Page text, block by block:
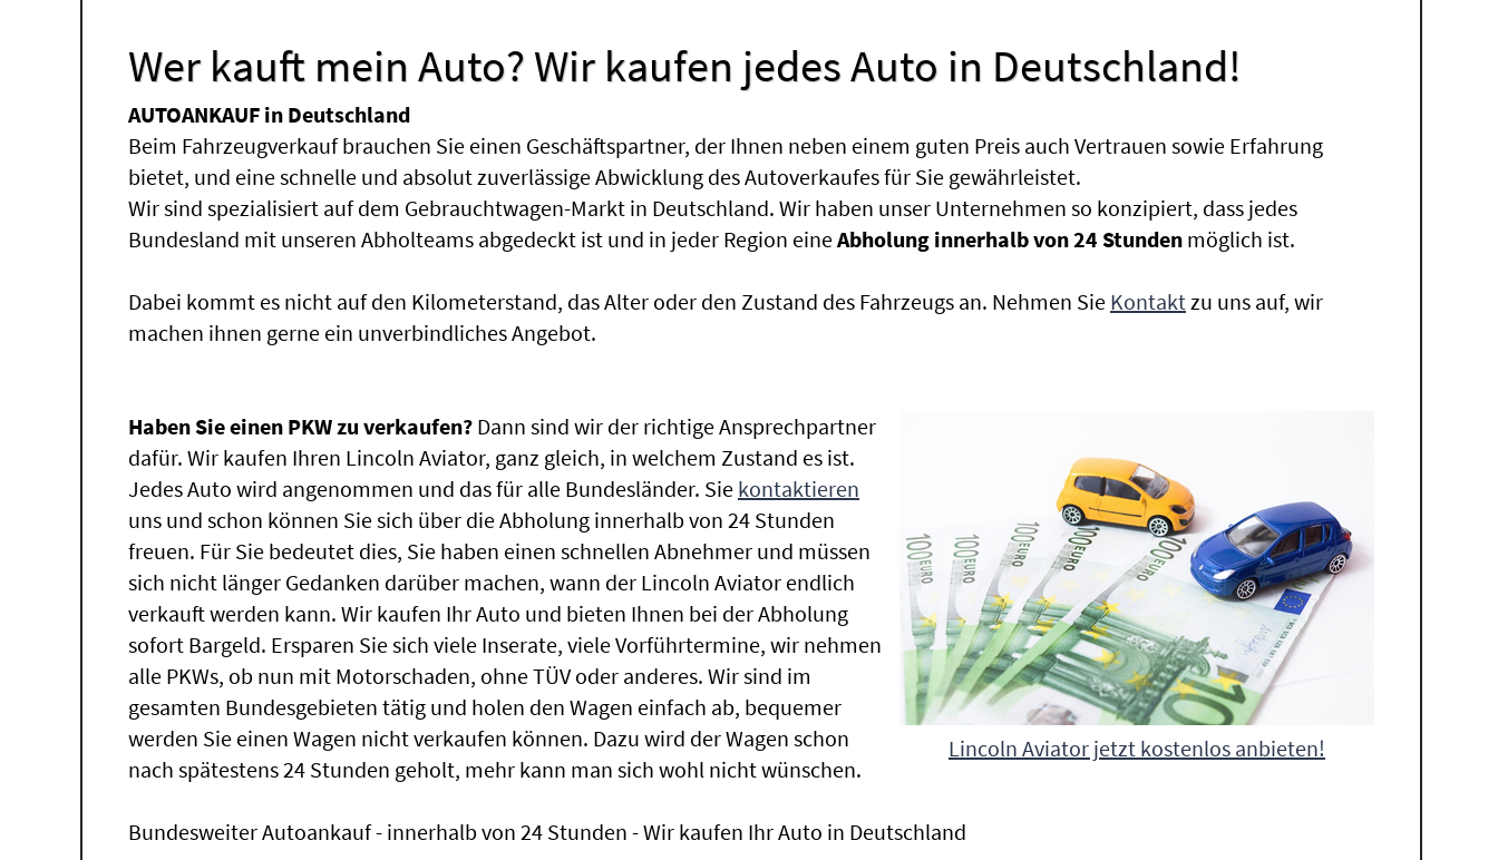
Wer kauft mein Auto? Wir kaufen jedes Auto in Deutschland!
AUTOANKAUF in Deutschland
Beim Fahrzeugverkauf brauchen Sie einen Geschäftspartner, der Ihnen neben einem guten Preis auch Vertrauen sowie Erfahrung
bietet, und eine schnelle und absolut zuverlässige Abwicklung des Autoverkaufes für Sie gewährleistet.
Wir sind spezialisiert auf dem Gebrauchtwagen-Markt in Deutschland. Wir haben unser Unternehmen so konzipiert, dass jedes
Bundesland mit unseren Abholteams abgedeckt ist und in jeder Region eineAbholung innerhalb von 24 Stunden möglich ist.
Dabei kommt es nicht auf den Kilometerstand, das Alter oder den Zustand des Fahrzeugs an. Nehmen Sie Kontaktzu uns auf, wir
machen ihnen gerne ein unverbindliches Angebot.
Lincoln Aviator jetzt kostenlos anbieten!
Haben Sie einen PKW zu verkaufen? Dann sind wir der richtige Ansprechpartner
dafür. Wir kaufen Ihren Lincoln Aviator, ganz gleich, in welchem Zustand es ist.
Jedes Auto wird angenommen und das für alle Bundesländer. Sie kontaktieren
uns und schon können Sie sich über die Abholung innerhalb von 24 Stunden
freuen. Für Sie bedeutet dies, Sie haben einen schnellen Abnehmer und müssen
sich nicht länger Gedanken darüber machen, wann der Lincoln Aviator endlich
verkauft werden kann. Wir kaufen Ihr Auto und bieten Ihnen bei der Abholung
sofort Bargeld. Ersparen Sie sich viele Inserate, viele Vorführtermine, wir nehmen
alle PKWs, ob nun mit Motorschaden, ohne TÜV oder anderes. Wir sind im
gesamten Bundesgebieten tätig und holen den Wagen einfach ab, bequemer
werden Sie einen Wagen nicht verkaufen können. Dazu wird der Wagen schon
nach spätestens 24 Stunden geholt, mehr kann man sich wohl nicht wünschen.
Bundesweiter Autoankauf - innerhalb von 24 Stunden - Wir kaufen Ihr Auto in Deutschland